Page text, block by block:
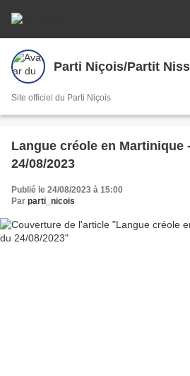
Parti Niçois/Partit
Site officiel du Parti Niçois
Langue créole en Martinique
24/08/2023
Publié le 24/08/2023 à 15:00
Par parti_nicois